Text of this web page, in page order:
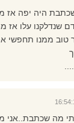
היה יפה אז
שנדלקנו עלו אז
טוב ממנו תחפשי
מה שכתבת..אני